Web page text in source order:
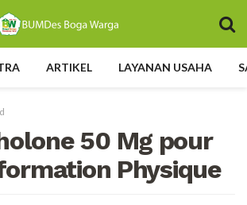
ARTIKEL LAYANAN USAHA
50 Mg pour
Physique